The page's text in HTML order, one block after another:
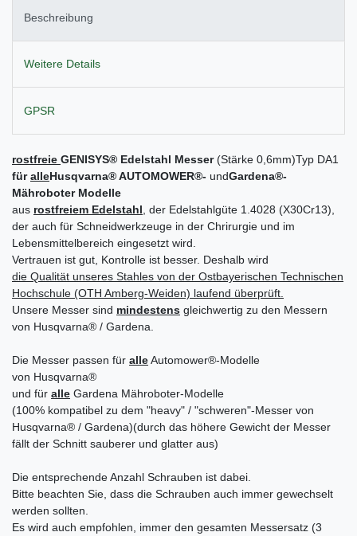
Beschreibung
Weitere Details
GPSR
rostfreie GENISYS® Edelstahl Messer(Stärke 0,6mm)Typ DA1
füralleHusqvarna®AUTOMOWER®- undGardena®-
Mähroboter Modelle
aus rostfreiem Edelstahl , der Edelstahlgüte 1.4028 (X30Cr13),
der auch für Schneidwerkzeuge in der Chrirurgie und im
Lebensmittelbereich eingesetzt wird.
Vertrauen ist gut, Kontrolle ist besser. Deshalb wird
die Qualität unseres Stahles von der Ostbayerischen Technischen
Hochschule (OTH Amberg-Weiden) laufend überprüft.
Unsere Messer sind mindestens gleichwertig zu den Messern
von Husqvarna® / Gardena.
Die Messer passen für alleAutomower®-Modelle
von Husqvarna®
und für alle Gardena Mähroboter-Modelle
(100% kompatibel zu dem "heavy" / "schweren"-Messer von
Husqvarna® / Gardena)(durch das höhere Gewicht der Messer
fällt der Schnitt sauberer und glatter aus)
Die entsprechende Anzahl Schrauben ist dabei.
Bitte beachten Sie, dass die Schrauben auch immer gewechselt
werden sollten.
Es wird auch empfohlen, immer den gesamten Messersatz (3